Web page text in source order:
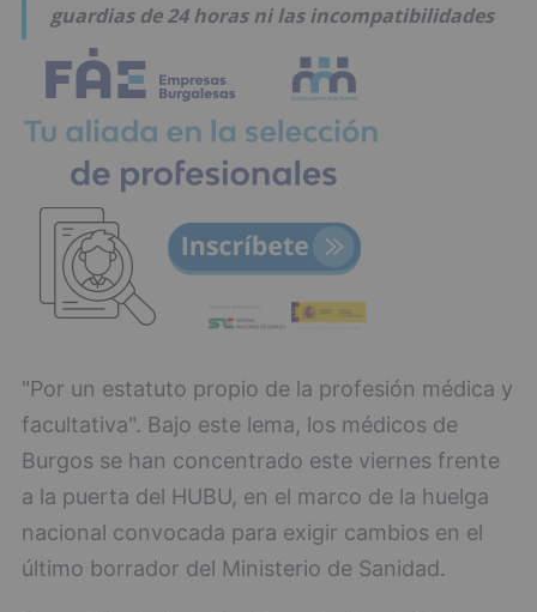
guardias de 24 horas ni las incompatibilidades
"Por un estatuto propio de la profesión médica y
facultativa". Bajo este lema, los médicos de
Burgos se han concentrado este viernes frente
a la puerta del HUBU, en el marco de la huelga
nacional convocada para exigir cambios en el
último borrador del Ministerio de Sanidad.